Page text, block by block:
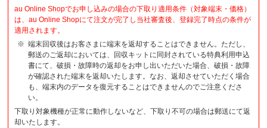
au Online Shopでお申し込みの場合の下取り適用条件（対象端末・価格）
は、au Online Shopにて注文が完了し当社審査後、登録完了時点の条件が
適用されます。
端末回収後はお客さまに端末を返却することはできません。ただし、
郵送のご返却においては、回収キットに同封されている特典利用申込
書にて、破損・故障時の返却をお申し出いただいた場合、破損・故障
が確認された端末を返却いたします。なお、返却させていただく場合
も、端末内のデータを復元することはできませんのでご注意くださ
い。
下取り対象機種が正常に動作しないなど、下取り不可の場合は郵送にて返
却いたします。